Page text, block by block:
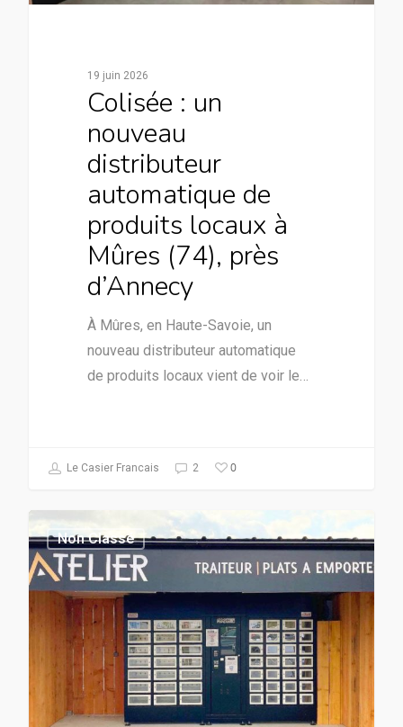
19 juin 2026
Colisée : un
nouveau
distributeur
automatique de
produits locaux à
Mûres (74), près
d’Annecy
À Mûres, en Haute-Savoie, un
nouveau distributeur automatique
de produits locaux vient de voir le…
Le Casier Francais 2 0
Non Classé